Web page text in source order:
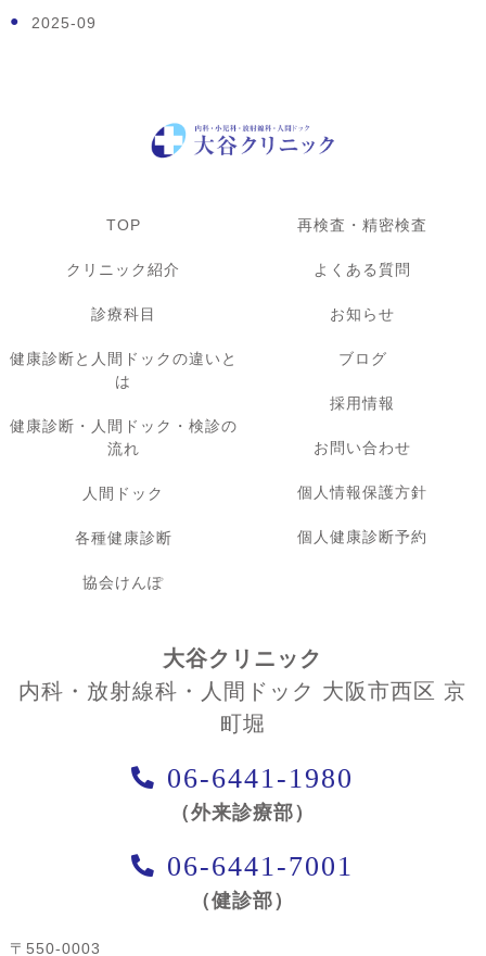
2025-09
TOP
クリニック紹介
診療科目
健康診断と人間ドックの違いと
は
健康診断・人間ドック・検診の
流れ
人間ドック
各種健康診断
協会けんぽ
再検査・精密検査
よくある質問
お知らせ
ブログ
採用情報
お問い合わせ
個人情報保護方針
個人健康診断予約
大谷クリニック
内科・放射線科・人間ドック 大阪市西区 京
町堀
06-6441-1980
（外来診療部）
06-6441-7001
（健診部）
〒550-0003